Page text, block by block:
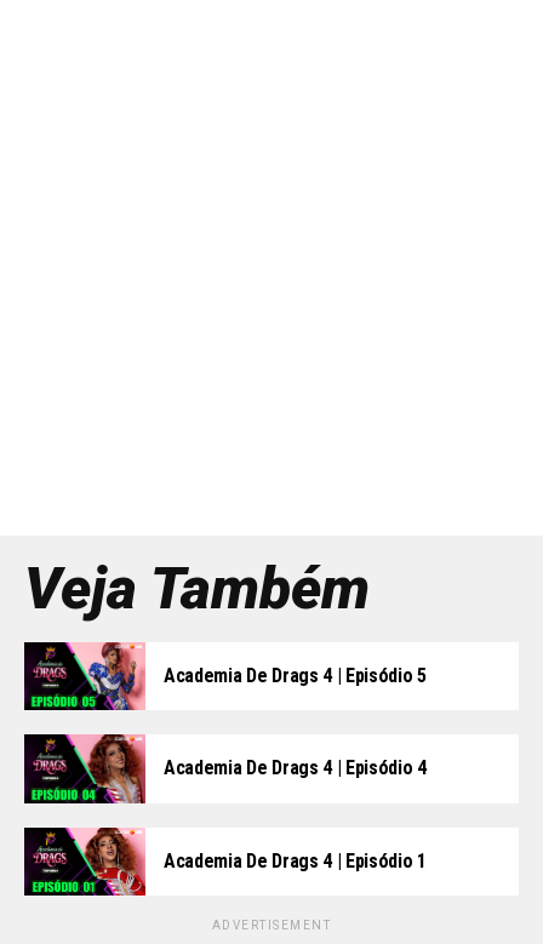
Veja Também
Academia De Drags 4 | Episódio 5
Academia De Drags 4 | Episódio 4
Academia De Drags 4 | Episódio 1
ADVERTISEMENT